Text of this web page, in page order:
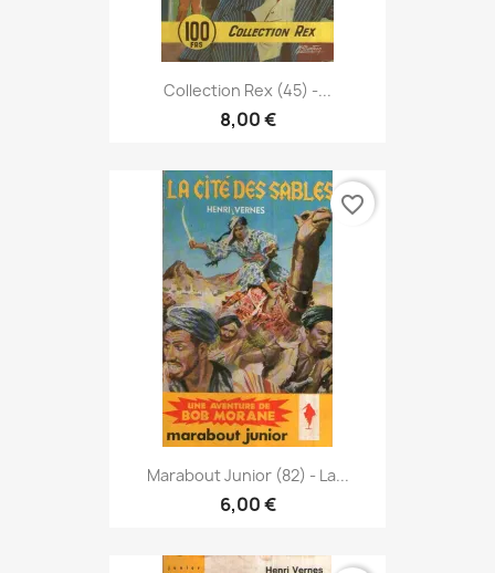
Collection Rex (45) -...
8,00 €
Marabout Junior (82) - La...
6,00 €
favorite_border